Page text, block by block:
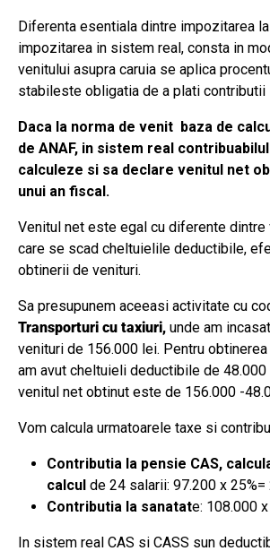
Diferenta esentiala dintre impozitarea
impozitarea in sistem real, consta in
venitului asupra caruia se aplica
stabileste obligatia de a plati contributii
Daca la norma de venit baza de
de ANAF, in sistem real
calculeze si sa declare venitul net
unui an fiscal.
Venitul net este egal cu diferente dintre
care se scad cheltuielile deductibile,
obtinerii de venituri.
Sa presupunem aceeasi activitate cu
Transporturi cu taxiuri, unde am
venituri de 156.000 lei. Pentru
am avut cheltuieli deductibile de 48.000
venitul net obtinut este de 156.000 -
Vom calcula urmatoarele taxe si
Contributia la pensie CAS,
calcul de 24 salarii: 97.200 x
Contributia la sanatate: 108.000
In sistem real CAS si CASS sun